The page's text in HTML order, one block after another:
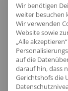
Wir benötigen
weiter besuchen
Wir verwenden
Website sowie
„Alle
auf die
darauf hin, dass
Gerichtshofs die